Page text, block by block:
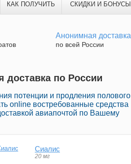
КАК ПОЛУЧИТЬ СКИДКИ И БОНУСЫ
Анонимная доставка
по всей России
доставка по России
потенции и продления полового
online востребованные средства
авиапочтой по Вашему
Сиалис
20 мг